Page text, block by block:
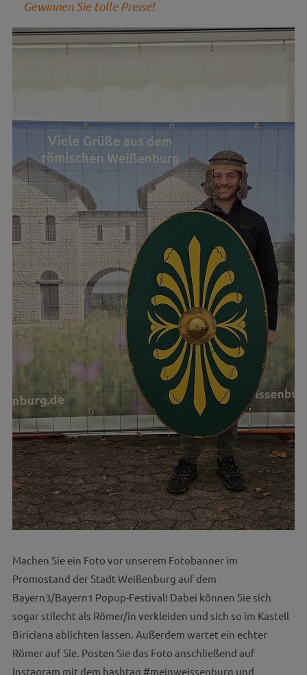
Gewinnen Sie tolle Preise!
Machen Sie ein Foto vor unserem Fotobanner im
Promostand der Stadt Weißenburg auf dem
Bayern3/Bayern1 Popup-Festival! Dabei können Sie sich
sogar stilecht als Römer/in verkleiden und sich so im Kastell
Biriciana ablichten lassen. Außerdem wartet ein echter
Römer auf Sie. Posten Sie das Foto anschließend auf
Instagram mit dem hashtag #meinweissenburg und